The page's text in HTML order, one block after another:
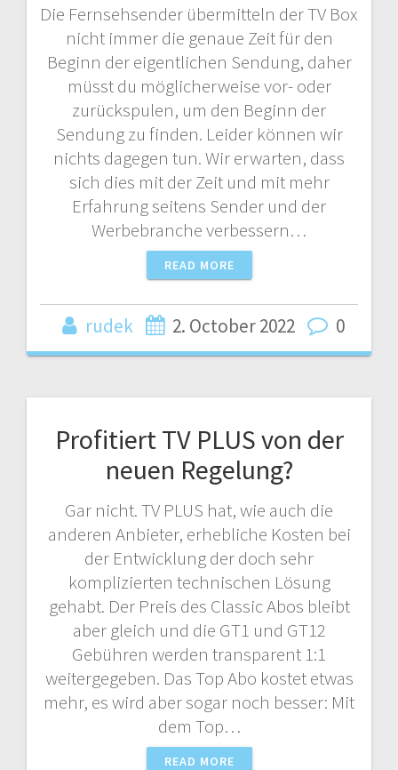
Die Fernsehsender übermitteln der TV Box
nicht immer die genaue Zeit für den
Beginn der eigentlichen Sendung, daher
müsst du möglicherweise vor- oder
zurückspulen, um den Beginn der
Sendung zu finden. Leider können wir
nichts dagegen tun. Wir erwarten, dass
sich dies mit der Zeit und mit mehr
Erfahrung seitens Sender und der
Werbebranche verbessern…
READ MORE
rudek 2. October 2022 0
Profitiert TV PLUS von der
neuen Regelung?
Gar nicht. TV PLUS hat, wie auch die
anderen Anbieter, erhebliche Kosten bei
der Entwicklung der doch sehr
komplizierten technischen Lösung
gehabt. Der Preis des Classic Abos bleibt
aber gleich und die GT1 und GT12
Gebühren werden transparent 1:1
weitergegeben. Das Top Abo kostet etwas
mehr, es wird aber sogar noch besser: Mit
dem Top…
READ MORE